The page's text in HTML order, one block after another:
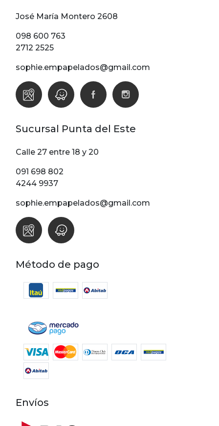
José María Montero 2608
098 600 763
2712 2525
sophie.empapelados@gmail.com
Sucursal Punta del Este
Calle 27 entre 18 y 20
091 698 802
4244 9937
sophie.empapelados@gmail.com
Método de pago
Envíos